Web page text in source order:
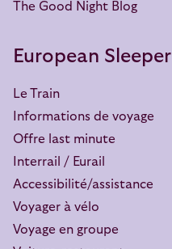
The Good Night Blog
European Sleeper
Le Train
Informations de voyage
Offre last minute
Interrail / Eurail
Accessibilité/assistance
Voyager à vélo
Voyage en groupe